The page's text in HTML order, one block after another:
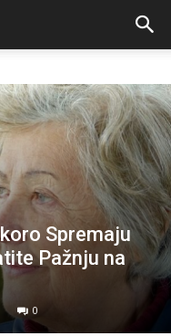
Spremaju
Pažnju na
0